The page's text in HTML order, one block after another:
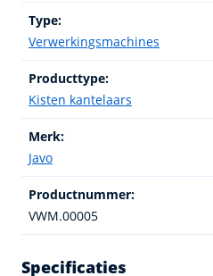
Type:
Verwerkingsmachines
Producttype:
Kisten kantelaars
Merk:
Javo
Productnummer:
VWM.00005
Specificaties